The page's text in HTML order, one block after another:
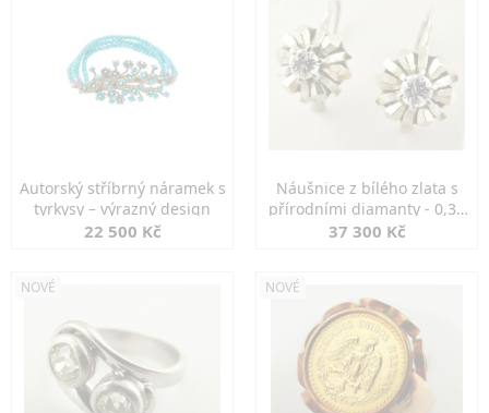
Autorský stříbrný náramek s
tyrkysy – výrazný design
22 500 Kč
Náušnice z bílého zlata s
přírodními diamanty - 0,30
ct
37 300 Kč
NOVÉ NOVÉ